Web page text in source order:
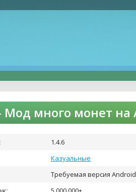
Мод много монет
1.4.6
Казуальные
Требуемая версия